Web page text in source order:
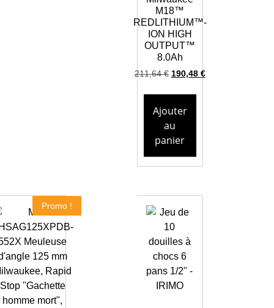
M18™
REDLITHIUM™-
ION HIGH
OUTPUT™
8.0Ah
211,64€ 190,48 €
Ajouter
au
panier
Promo !